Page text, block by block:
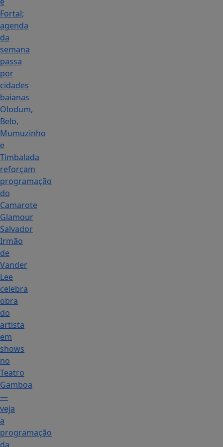
Fortal;
agenda
da
semana
passa
por
cidades
baianas
Olodum,
Belo,
Mumuzinho
e
Timbalada
reforçam
programação
do
Camarote
Glamour
Salvador
Irmão
de
Vander
Lee
celebra
obra
do
artista
em
shows
no
Teatro
Gamboa
—
veja
a
programação
da